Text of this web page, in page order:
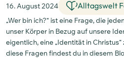
16. August 2024 Alltagswelt
„Wer bin ich?“ ist eine Frage, die
unser Körper in Bezug auf unsere
eigentlich, eine „Identität in
diese Fragen findest du in diesem